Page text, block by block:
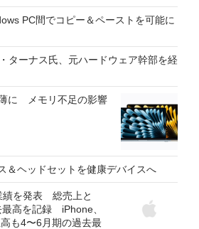
PC間でコピー＆ペーストを可能に
ターナス氏、元ハードウェア幹部を経
薄に メモリ不足の影響
＆ヘッドセットを健康デバイスへ
績を発表 総売上と
高を記録 iPhone、
も4〜6月期の過去最